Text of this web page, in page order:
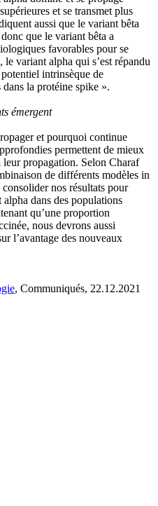
et se transmet plus
aussi que le variant bêta
que le variant bêta a
favorables pour se
variant alpha qui s’est répandu
intrinsèque de
dans la protéine spike ».
émergent
et pourquoi continue
permettent de mieux
leur propagation. Selon Charaf
de différents modèles in
nos résultats pour
dans des populations
qu’une proportion
nous devrons aussi
l’avantage des nouveaux
, Communiqués, 22.12.2021